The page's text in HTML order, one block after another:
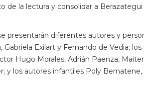
de la lectura y consolidar a
presentarán diferentes autores y
Gabriela Exilart y Fernando de Vedia;
Hugo Morales, Adrián Paenza,
y los autores infantiles Poly